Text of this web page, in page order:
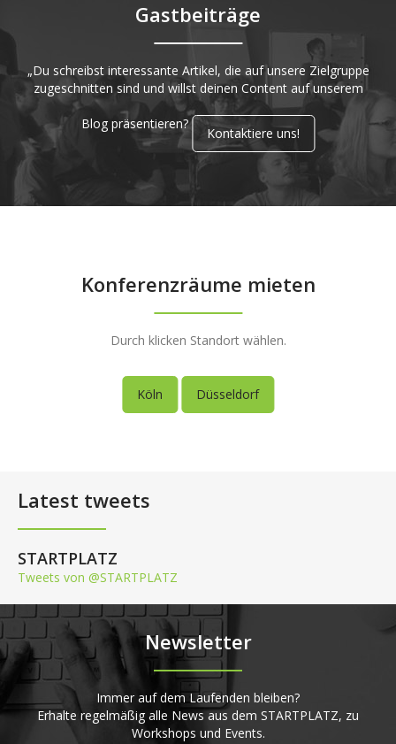
Gastbeiträge
„Du schreibst interessante Artikel, die auf unsere Zielgruppe
zugeschnitten sind und willst deinen Content auf unserem
Blog präsentieren?
Kontaktiere uns!
Konferenzräume mieten
Durch klicken Standort wählen.
Köln Düsseldorf
Latest tweets
STARTPLATZ
Tweets von @STARTPLATZ
Newsletter
Immer auf dem Laufenden bleiben?
Erhalte regelmäßig alle News aus dem STARTPLATZ, zu
Workshops und Events.